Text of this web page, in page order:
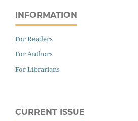
INFORMATION
For Readers
For Authors
For Librarians
CURRENT ISSUE